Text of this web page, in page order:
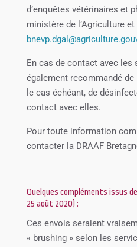
d’enquêtes vétérinaires et
ministère de l’Agriculture
En cas de contact avec les
également recommandé
le cas échéant, de
contact avec elles.
Pour toute information
contacter la DRAAF
Quelques compléments issus
25 août 2020) :
Ces envois seraient
« brushing » selon les